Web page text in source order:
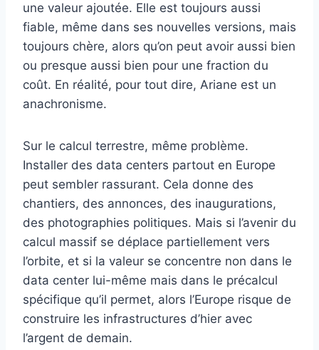
une valeur ajoutée. Elle est toujours aussi
fiable, même dans ses nouvelles versions, mais
toujours chère, alors qu’on peut avoir aussi bien
ou presque aussi bien pour une fraction du
coût. En réalité, pour tout dire, Ariane est un
anachronisme.
Sur le calcul terrestre, même problème.
Installer des data centers partout en Europe
peut sembler rassurant. Cela donne des
chantiers, des annonces, des inaugurations,
des photographies politiques. Mais si l’avenir du
calcul massif se déplace partiellement vers
l’orbite, et si la valeur se concentre non dans le
data center lui-même mais dans le précalcul
spécifique qu’il permet, alors l’Europe risque de
construire les infrastructures d’hier avec
l’argent de demain.